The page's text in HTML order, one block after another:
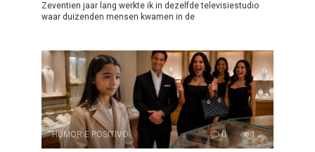
Zeventien jaar lang werkte ik in dezelfde televisiestudio
waar duizenden mensen kwamen in de
HUMOR E POSITIVO 0 1